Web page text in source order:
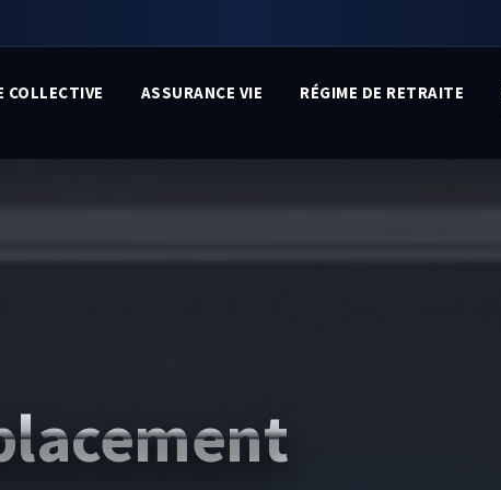
COLLECTIVE ASSURANCE VIE RÉGIME DE RETRAITE